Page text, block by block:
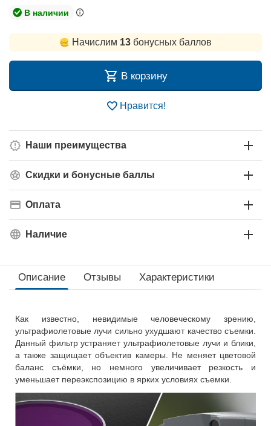
В наличии
Начислим 13бонусных баллов
В корзину
Нравится!
Наши преимущества
Скидки и бонусные баллы
Оплата
Наличие
Описание Отзывы Характеристики
Как известно, невидимые человеческому зрению,
ультрафиолетовые лучи сильно ухудшают качество съемки.
Данный фильтр устраняет ультрафиолетовые лучи и блики,
а также защищает объектив камеры. Не меняет цветовой
баланс съёмки, но немного увеличивает резкость и
уменьшает переэкспозицию в ярких условиях съемки.